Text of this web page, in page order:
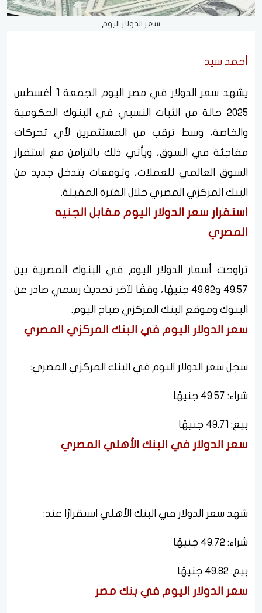
سعر الدولار اليوم
أحمد سيد
يشهد سعر الدولار في مصر اليوم الجمعة 1 أغسطس
2025 حالة من الثبات النسبي في البنوك الحكومية
والخاصة، وسط ترقب من المستثمرين لأي تحركات
مفاجئة في السوق، ويأتي ذلك بالتزامن مع استقرار
السوق العالمي للعملات، وتوقعات بتدخل جديد من
البنك المركزي المصري خلال الفترة المقبلة.
استقرار سعر الدولار اليوم مقابل الجنيه
المصري
تراوحت أسعار الدولار اليوم في البنوك المصرية بين
49.57 و49.82 جنيهًا، وفقًا لآخر تحديث رسمي صادر عن
البنوك وموقع البنك المركزي صباح اليوم.
سعر الدولار اليوم في البنك المركزي المصري
سجل سعر الدولار اليوم في البنك المركزي المصري:
شراء: 49.57 جنيهًا
بيع: 49.71 جنيهًا
سعر الدولار في البنك الأهلي المصري
شهد سعر الدولار في البنك الأهلي استقرارًا عند:
شراء: 49.72 جنيهًا
بيع: 49.82 جنيهًا
سعر الدولار اليوم في بنك مصر